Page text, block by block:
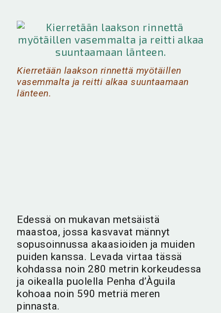
Kierretään laakson rinnettä myötäillen
vasemmalta ja reitti alkaa suuntaamaan
länteen.
Edessä on mukavan metsäistä
maastoa, jossa kasvavat männyt
sopusoinnussa akaasioiden ja muiden
puiden kanssa. Levada virtaa tässä
kohdassa noin 280 metrin korkeudessa
ja oikealla puolella Penha d’Àguila
kohoaa noin 590 metriä meren
pinnasta.